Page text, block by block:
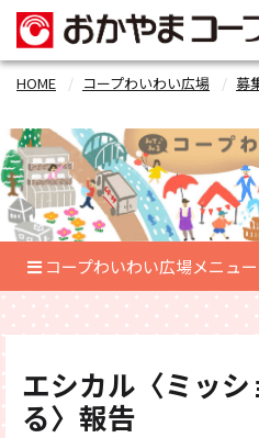
HOME コープわいわい広場 募
コープわいわい広場メニュー
エシカル〈ミッ
る〉報告